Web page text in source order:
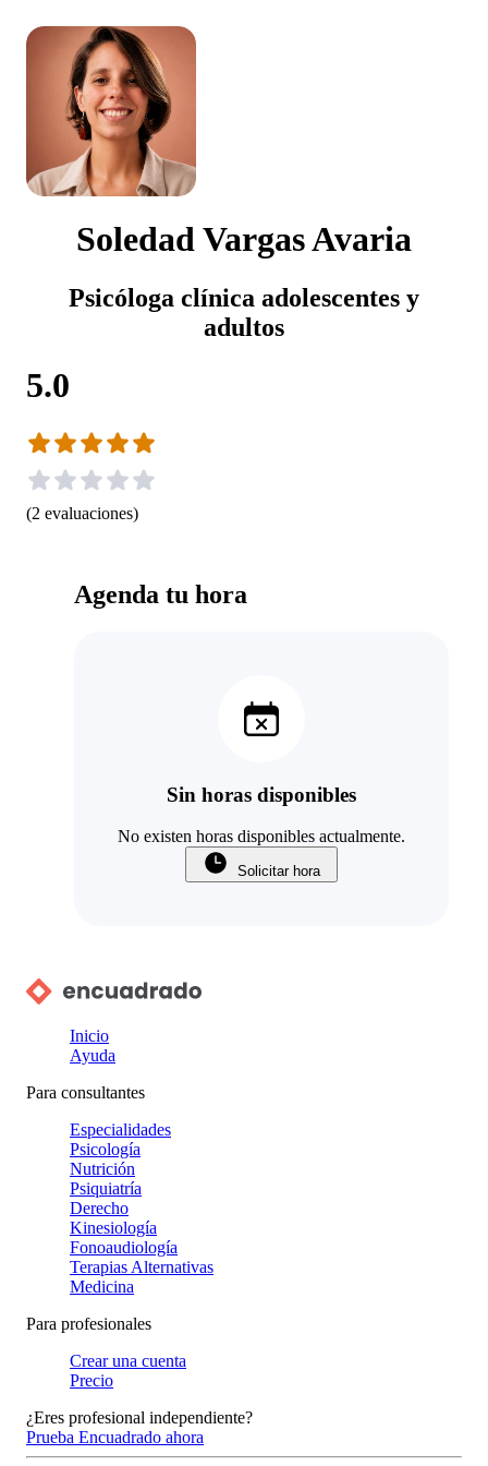
Soledad Vargas Avaria
Psicóloga clínica adolescentes y
adultos
5.0
(2 evaluaciones)
Agenda tu hora
Sin horas disponibles
No existen horas disponibles actualmente.
Solicitar hora
Inicio
Ayuda
Para consultantes
Especialidades
Psicología
Nutrición
Psiquiatría
Derecho
Kinesiología
Fonoaudiología
Terapias Alternativas
Medicina
Para profesionales
Crear una cuenta
Precio
¿Eres profesional independiente?
Prueba Encuadrado ahora